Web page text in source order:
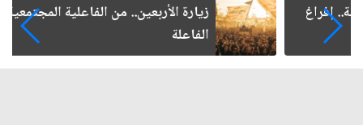
زيارة الأربعين.. من الفاعلية المجتمعية إلى المواطنة
الفاعلة